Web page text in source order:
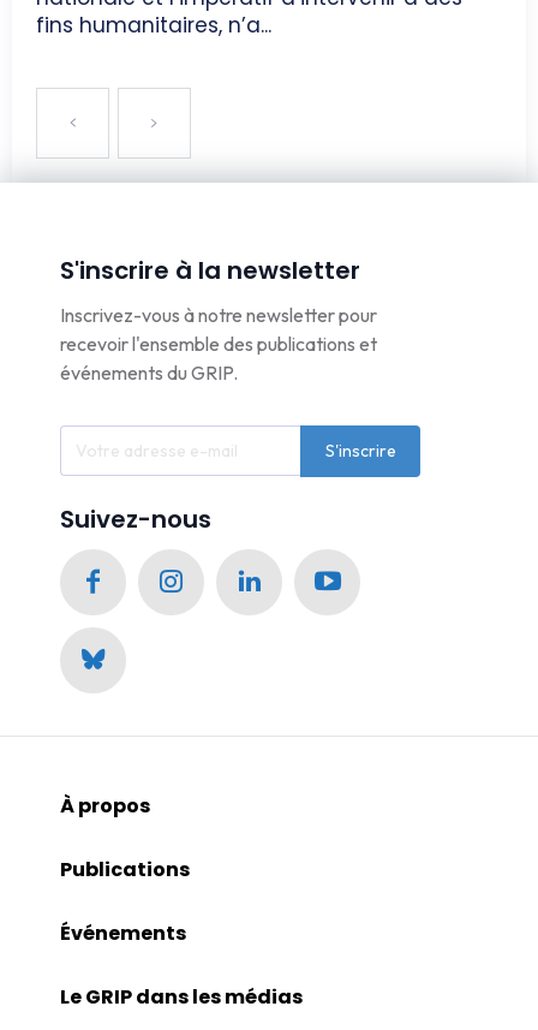
fins humanitaires, n’a...
S'inscrire à la newsletter
Inscrivez-vous à notre newsletter pour
recevoir l'ensemble des publications et
événements du GRIP.
S'inscrire
Suivez-nous
À propos
Publications
Événements
Le GRIP dans les médias